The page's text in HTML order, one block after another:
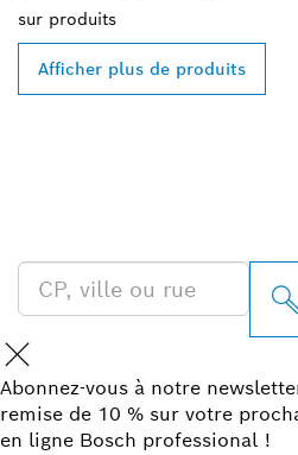
sur produits
Afficher plus de produits
Abonnez-vous à notre
remise de 10 % sur votre
en ligne Bosch professional !